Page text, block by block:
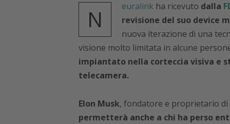
N euralinkha ricevuto dalla
revisione del suo device
nuova iterazione di una
visione molto limitata in alcune
impiantato nella corteccia visiva e
telecamera.
Elon Musk, fondatore e proprietario
permetterà anche a chi ha perso